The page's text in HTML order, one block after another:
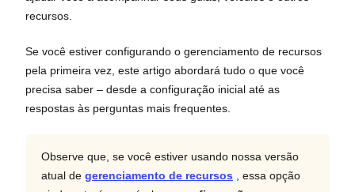
recursos.
Se você estiver configurando o gerenciamento de recursos
pela primeira vez, este artigo abordará tudo o que você
precisa saber – desde a configuração inicial até as
respostas às perguntas mais frequentes.
Observe que, se você estiver usando nossa versão
atual de gerenciamento de recursos , essa opção